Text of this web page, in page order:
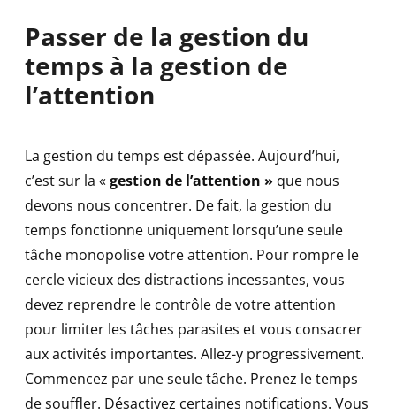
Passer de la gestion du
temps à la gestion de
l’attention
La gestion du temps est dépassée. Aujourd’hui,
c’est sur la «gestion de l’attention » que nous
devons nous concentrer. De fait, la gestion du
temps fonctionne uniquement lorsqu’une seule
tâche monopolise votre attention. Pour rompre le
cercle vicieux des distractions incessantes, vous
devez reprendre le contrôle de votre attention
pour limiter les tâches parasites et vous consacrer
aux activités importantes. Allez-y progressivement.
Commencez par une seule tâche. Prenez le temps
de souffler. Désactivez certaines notifications. Vous